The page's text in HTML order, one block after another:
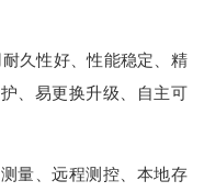
久性好、性能稳定、精
、易更换升级、自主可
量、远程测控、本地存